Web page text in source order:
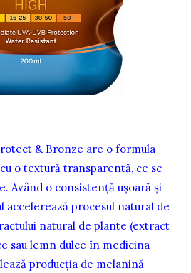
& Bronze are o formula
o textură transparentă, ce se
Având o consistenţă uşoară şi
accelerează procesul natural de
natural de plante (extract
sau lemn dulce în medicina
producţia de melanină